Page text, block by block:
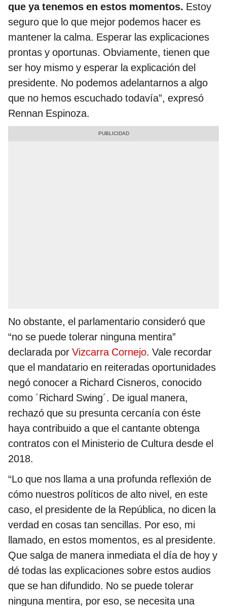
que ya tenemos en estos momentos. Estoy
seguro que lo que mejor podemos hacer es
mantener la calma. Esperar las explicaciones
prontas y oportunas. Obviamente, tienen que
ser hoy mismo y esperar la explicación del
presidente. No podemos adelantarnos a algo
que no hemos escuchado todavía”, expresó
Rennan Espinoza.
No obstante, el parlamentario consideró que
“no se puede tolerar ninguna mentira”
declarada por Vizcarra Cornejo. Vale recordar
que el mandatario en reiteradas oportunidades
negó conocer a Richard Cisneros, conocido
como ´Richard Swing´. De igual manera,
rechazó que su presunta cercanía con éste
haya contribuido a que el cantante obtenga
contratos con el Ministerio de Cultura desde el
2018.
“Lo que nos llama a una profunda reflexión de
cómo nuestros políticos de alto nivel, en este
caso, el presidente de la República, no dicen la
verdad en cosas tan sencillas. Por eso, mi
llamado, en estos momentos, es al presidente.
Que salga de manera inmediata el día de hoy y
dé todas las explicaciones sobre estos audios
que se han difundido. No se puede tolerar
ninguna mentira, por eso, se necesita una